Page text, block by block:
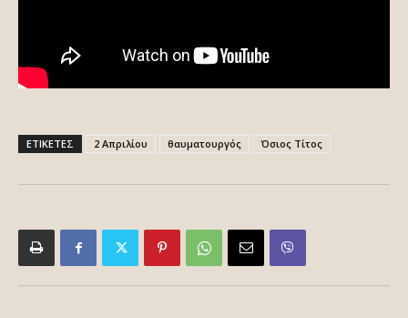
ΕΤΙΚΕΤΕΣ 2 Απριλίου θαυματουργός Όσιος Τίτος